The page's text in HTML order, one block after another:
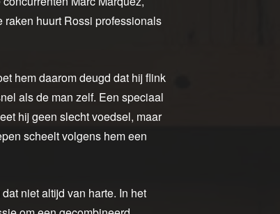
huurt Rossi professionals
hem daarom deugd dat hij flink
als de man zelf. Een speciaal
hij geen slecht voedsel, maar
scheelt volgens hem een
niet altijd van harte. In het